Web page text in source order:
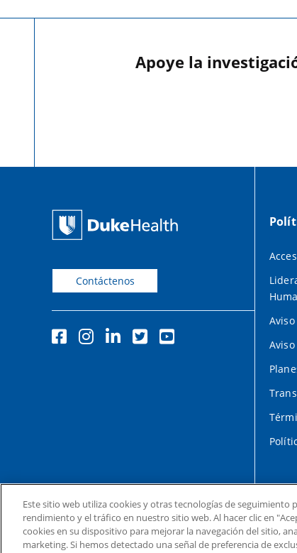
Apoye la
Contáctenos
Este sitio web utiliza cookies y otras tecnologías de seguimiento
rendimiento y el tráfico en nuestro sitio web. Al hacer clic en
cookies en su dispositivo para mejorar la navegación del sitio,
marketing. Si hemos detectado una señal de preferencia de